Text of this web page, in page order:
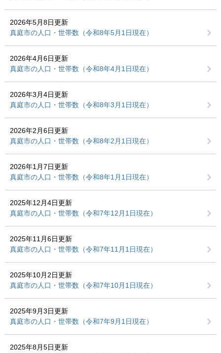
2026年5月8日更新
真庭市の人口・世帯数（令和8年5月1日現在）
2026年4月6日更新
真庭市の人口・世帯数（令和8年4月1日現在）
2026年3月4日更新
真庭市の人口・世帯数（令和8年3月1日現在）
2026年2月6日更新
真庭市の人口・世帯数（令和8年2月1日現在）
2026年1月7日更新
真庭市の人口・世帯数（令和8年1月1日現在）
2025年12月4日更新
真庭市の人口・世帯数（令和7年12月1日現在）
2025年11月6日更新
真庭市の人口・世帯数（令和7年11月1日現在）
2025年10月2日更新
真庭市の人口・世帯数（令和7年10月1日現在）
2025年9月3日更新
真庭市の人口・世帯数（令和7年9月1日現在）
2025年8月5日更新